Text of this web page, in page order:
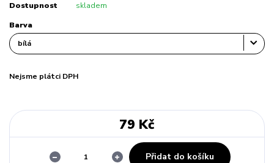
Dostupnost skladem
Barva
Nejsme plátci DPH
79 Kč
Přidat do košíku